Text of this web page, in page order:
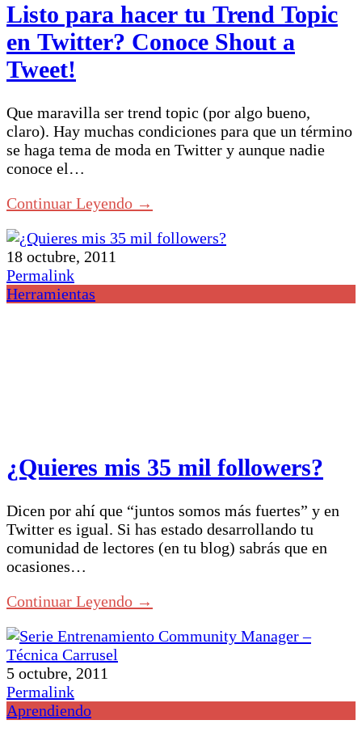
Listo para hacer tu Trend Topic
en Twitter? Conoce Shout a
Tweet!
Que maravilla ser trend topic (por algo bueno,
claro). Hay muchas condiciones para que un término
se haga tema de moda en Twitter y aunque nadie
conoce el…
Continuar Leyendo →
18 octubre, 2011
Permalink
Herramientas
¿Quieres mis 35 mil followers?
Dicen por ahí que “juntos somos más fuertes” y en
Twitter es igual. Si has estado desarrollando tu
comunidad de lectores (en tu blog) sabrás que en
ocasiones…
Continuar Leyendo →
5 octubre, 2011
Permalink
Aprendiendo